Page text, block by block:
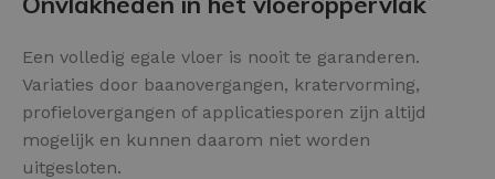
Een volledig egale vloer is nooit te garanderen.
Variaties door baanovergangen, kratervorming,
profielovergangen of applicatiesporen zijn altijd
mogelijk en kunnen daarom niet worden
uitgesloten.